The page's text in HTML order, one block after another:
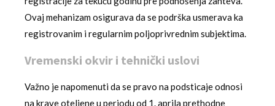
Ovaj mehanizam osigurava da se podrška usmerava ka
registrovanim i regularnim poljoprivrednim subjektima.
Vremenski okvir i tehnički uslovi
Važno je napomenuti da se pravo na podsticaje odnosi
na krave oteljene u periodu od 1. aprila prethodne